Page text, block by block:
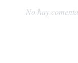
No hay